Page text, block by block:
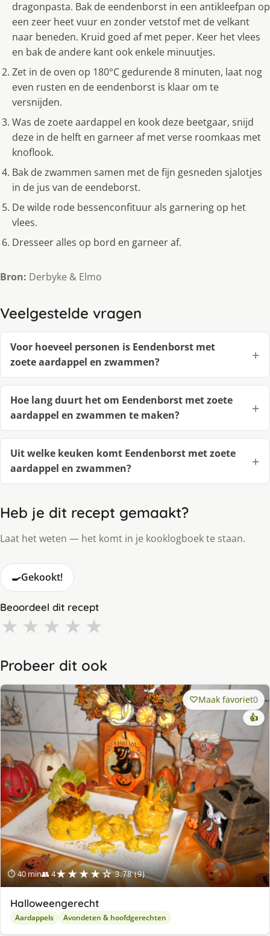
dragonpasta. Bak de eendenborst in een antikleefpan op
een zeer heet vuur en zonder vetstof met de velkant
naar beneden. Kruid goed af met peper. Keer het vlees
en bak de andere kant ook enkele minuutjes.
Zet in de oven op 180°C gedurende 8 minuten, laat nog
even rusten en de eendenborst is klaar om te
versnijden.
Was de zoete aardappel en kook deze beetgaar, snijd
deze in de helft en garneer af met verse roomkaas met
knoflook.
Bak de zwammen samen met de fijn gesneden sjalotjes
in de jus van de eendeborst.
De wilde rode bessenconfituur als garnering op het
vlees.
Dresseer alles op bord en garneer af.
Bron: Derbyke & Elmo
Veelgestelde vragen
Voor hoeveel personen is Eendenborst met
zoete aardappel en zwammen?
Hoe lang duurt het om Eendenborst met zoete
aardappel en zwammen te maken?
Uit welke keuken komt Eendenborst met zoete
aardappel en zwammen?
Heb je dit recept gemaakt?
Laat het weten — het komt in je kooklogboek te staan.
🍳Gekookt!
Beoordeel dit recept
★ ★ ★ ★ ★
Probeer dit ook
⏱ 40 min👥 4★★★★☆ 3.78 (9)
Maak favoriet0
👍
Halloweengerecht
Aardappels Avondeten & hoofdgerechten